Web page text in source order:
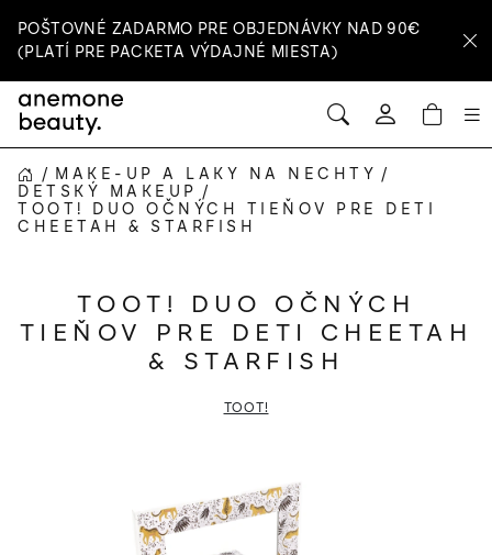
na
obsah
POŠTOVNÉ ZADARMO PRE OBJEDNÁVKY NAD 90€
(PLATÍ PRE PACKETA VÝDAJNÉ MIESTA)
HĽADAŤ
Prihlásenie
DOMOV
/ MAKE-UP A LAKY NA NECHTY /
DETSKÝ MAKEUP /
TOOT! DUO OČNÝCH TIEŇOV PRE DETI
CHEETAH & STARFISH
TOOT! DUO OČNÝCH
TIEŇOV PRE DETI CHEETAH
& STARFISH
TOOT!